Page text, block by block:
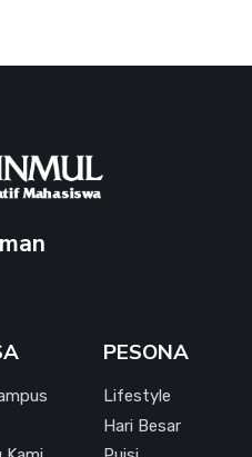
PESONA
Lifestyle
Hari Besar